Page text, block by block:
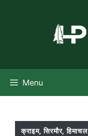
Menu
क्राइम,सिरमौर,हिमाचल